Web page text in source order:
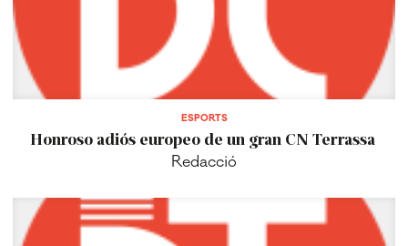
ESPORTS
Honroso adiós europeo de un gran CN Terrassa
Redacció